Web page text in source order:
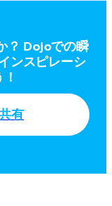
？ Dojoでの瞬
ンスピレーシ
有